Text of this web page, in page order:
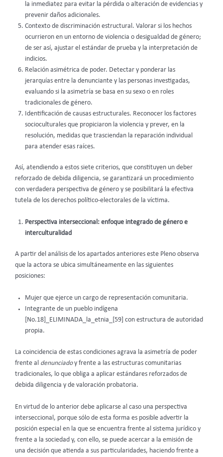
la inmediatez para evitar la pérdida o alteración de evidencias y
prevenir daños adicionales.
Contexto de discriminación estructural. Valorar si los hechos
ocurrieron en un entorno de violencia o desigualdad de género;
de ser así, ajustar el estándar de prueba y la interpretación de
indicios.
Relación asimétrica de poder. Detectar y ponderar las
jerarquías entre la denunciante y las personas investigadas,
evaluando si la asimetría se basa en su sexo o en roles
tradicionales de género.
Identificación de causas estructurales. Reconocer los factores
socioculturales que propiciaron la violencia y prever, en la
resolución, medidas que trasciendan la reparación individual
para atender esas raíces.
Así, atendiendo a estos siete criterios, que constituyen un deber
reforzado de debida diligencia, se garantizará un procedimiento
con verdadera perspectiva de género y se posibilitará la efectiva
tutela de los derechos político-electorales de la víctima.
Perspectiva interseccional: enfoque integrado de género e
interculturalidad
A partir del análisis de los apartados anteriores este Pleno observa
que la actora se ubica simultáneamente en las siguientes
posiciones:
Mujer que ejerce un cargo de representación comunitaria.
Integrante de un pueblo indígena
[No.18]_ELIMINADA_la_etnia_[59] con estructura de autoridad
propia.
La coincidencia de estas condiciones agrava la asimetría de poder
frente al denunciadoy frente a las estructuras comunitarias
tradicionales, lo que obliga a aplicar estándares reforzados de
debida diligencia y de valoración probatoria.
En virtud de lo anterior debe aplicarse al caso una perspectiva
interseccional, porque sólo de esta forma es posible advertir la
posición especial en la que se encuentra frente al sistema jurídico y
frente a la sociedad y, con ello, se puede acercar a la emisión de
una decisión que atienda a sus particularidades, haciendo frente a